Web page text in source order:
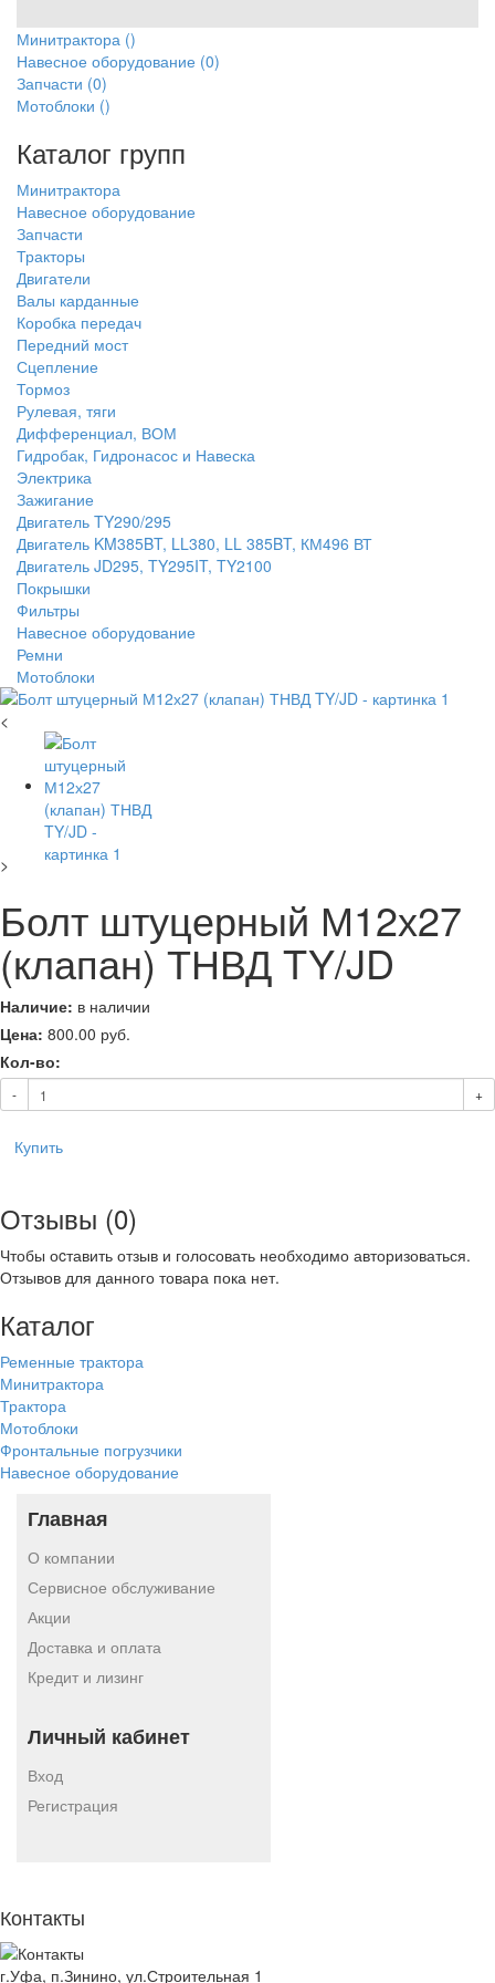
Минитрактора ()
Навесное оборудование (0)
Запчасти (0)
Мотоблоки ()
Каталог групп
Минитрактора
Навесное оборудование
Запчасти
Тракторы
Двигатели
Валы карданные
Коробка передач
Передний мост
Сцепление
Тормоз
Рулевая, тяги
Дифференциал, ВОМ
Гидробак, Гидронасос и Навеска
Электрика
Зажигание
Двигатель TY290/295
Двигатель KM385BT, LL380, LL 385BT, КМ496 ВТ
Двигатель JD295, TY295IT, TY2100
Покрышки
Фильтры
Навесное оборудование
Ремни
Мотоблоки
<
>
Болт штуцерный М12х27
(клапан) ТНВД TY/JD
Наличие: в наличии
Цена: 800.00 руб.
Кол-во:
- +
Купить
Отзывы (0)
Чтобы оcтавить отзыв и голосовать необходимо авторизоваться.
Отзывов для данного товара пока нет.
Каталог
Ременные трактора
Минитрактора
Трактора
Мотоблоки
Фронтальные погрузчики
Навесное оборудование
Главная
О компании
Сервисное обслуживание
Акции
Доставка и оплата
Кредит и лизинг
Личный кабинет
Вход
Регистрация
Контакты
г.Уфа, п.Зинино, ул.Строительная 1